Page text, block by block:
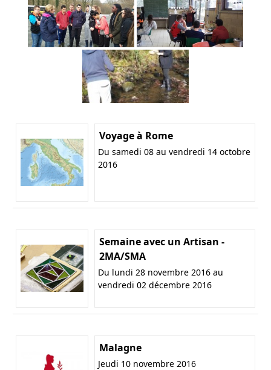
Voyage à Rome
Du samedi 08 au vendredi 14 octobre
2016
Semaine avec un Artisan -
2MA/SMA
Du lundi 28 novembre 2016 au
vendredi 02 décembre 2016
Malagne
Jeudi 10 novembre 2016